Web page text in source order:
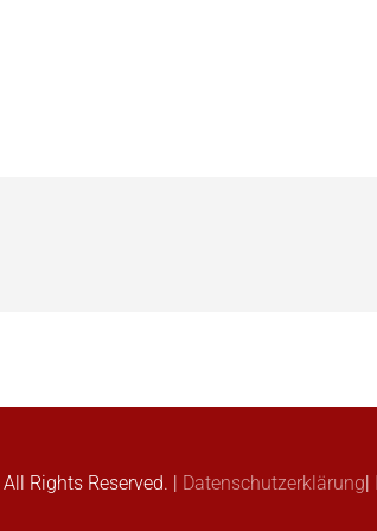
All Rights Reserved. | Datenschutzerklärung|